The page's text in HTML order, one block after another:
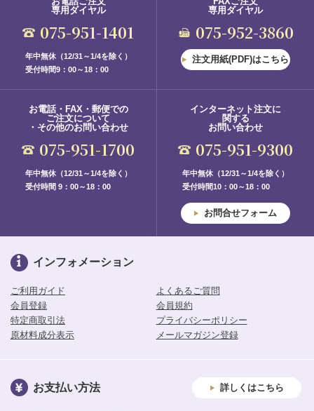
専用ダイヤル
075-951-1401
年中無休（12/31～1/4を除く）
受付時間9：00～18：00
専用ダイヤル
075-952-3860
注文用紙(PDF)はこちら
お電話・FAX・郵便での
ご注文について
・その他のお問い合わせ
075-951-1700
年中無休（12/31～1/4を除く）
受付時間 9：00～18：00
インターネット注文に
関する
お問い合わせ
075-951-9300
年中無休（12/31～1/4を除く）
受付時間10：00～18：00
お問合せフォーム
インフォメーション
ご利用ガイド
よくあるご質問
会員登録
会員規約
特定商取引法
プライバシーポリシー
原材料成分表示
メールマガジン登録
お支払い方法 詳しくはこちら